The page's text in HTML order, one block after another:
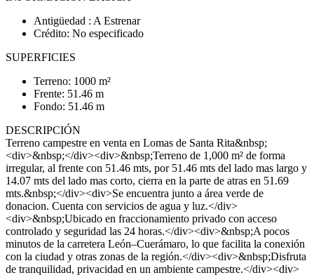
Antigüedad : A Estrenar
Crédito: No especificado
SUPERFICIES
Terreno: 1000 m²
Frente: 51.46 m
Fondo: 51.46 m
DESCRIPCIÓN
Terreno campestre en venta en Lomas de Santa Rita&nbsp;
<div>&nbsp;</div><div>&nbsp;Terreno de 1,000 m² de forma
irregular, al frente con 51.46 mts, por 51.46 mts del lado mas largo y
14.07 mts del lado mas corto, cierra en la parte de atras en 51.69
mts.&nbsp;</div><div>Se encuentra junto a área verde de
donacion. Cuenta con servicios de agua y luz.</div>
<div>&nbsp;Ubicado en fraccionamiento privado con acceso
controlado y seguridad las 24 horas.</div><div>&nbsp;A pocos
minutos de la carretera León–Cuerámaro, lo que facilita la conexión
con la ciudad y otras zonas de la región.</div><div>&nbsp;Disfruta
de tranquilidad, privacidad en un ambiente campestre.</div><div>